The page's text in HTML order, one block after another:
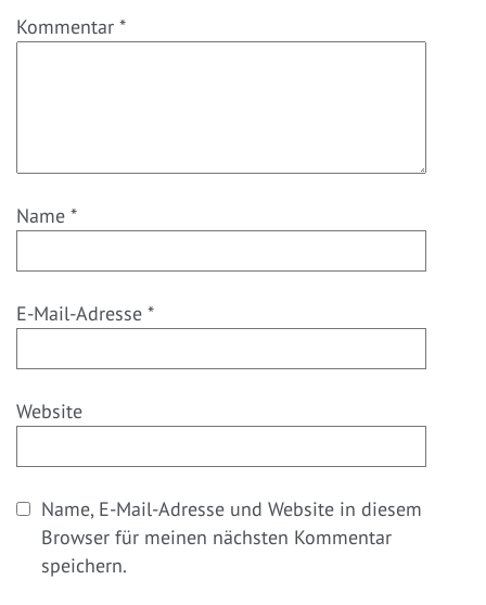
Kommentar *
Name *
E-Mail-Adresse *
Website
Name, E-Mail-Adresse und Website in diesem
Browser für meinen nächsten Kommentar
speichern.